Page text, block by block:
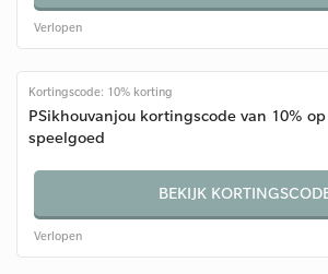
Verlopen
Kortingscode: 10% korting
PSikhouvanjou kortingscode van 10%
speelgoed
BEKIJK
Verlopen